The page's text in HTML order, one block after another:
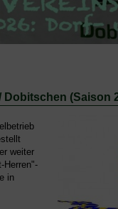
Dobitschen (Saison
weiter
Herren"-
in